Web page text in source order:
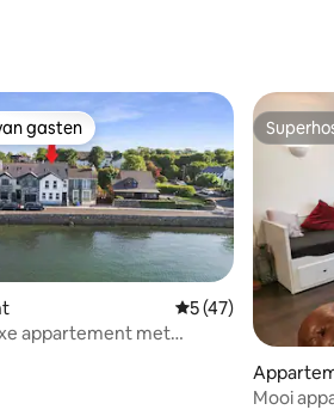
gasten
gasten
Gemiddelde
5 (47)
appartement met
Mooi